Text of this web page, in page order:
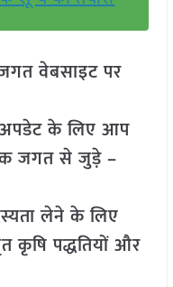
वेबसाइट पर
अपडेट के लिए आप
जगत से जुड़े –
लेने के लिए
कृषि पद्धतियों और